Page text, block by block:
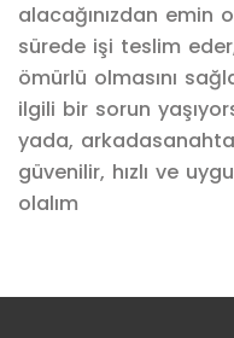
alacağınızdan emin
sürede işi teslim
ömürlü olmasını
ilgili bir sorun
yada,
güvenilir, hızlı ve
olalım